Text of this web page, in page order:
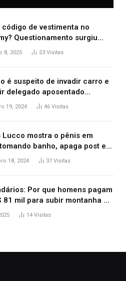
código de vestimenta no
Questionamento surgiu
Censori, mulher de
8, 2025 53 Visitas
é suspeito de invadir carro e
delegado aposentado
confusão no trânsito
19, 2024 46 Visitas
Lucco mostra o pênis em
banho, apaga post e
mal’
18, 2024 37 Visitas
Por que homens pagam
81 mil para subir montanha e
casamento?
14 Visitas